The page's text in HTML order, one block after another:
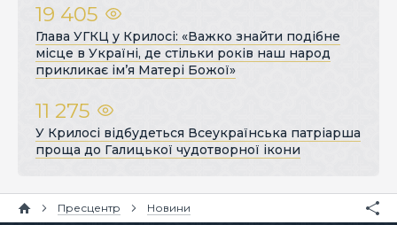
19 405
Глава УГКЦ у Крилосі: «Важко знайти подібне
місце в Україні, де стільки років наш народ
прикликає ім’я Матері Божої»
11 275
У Крилосі відбудеться Всеукраїнська патріарша
проща до Галицької чудотворної ікони
Пресцентр Новини